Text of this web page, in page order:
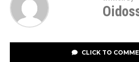
CLICK TO